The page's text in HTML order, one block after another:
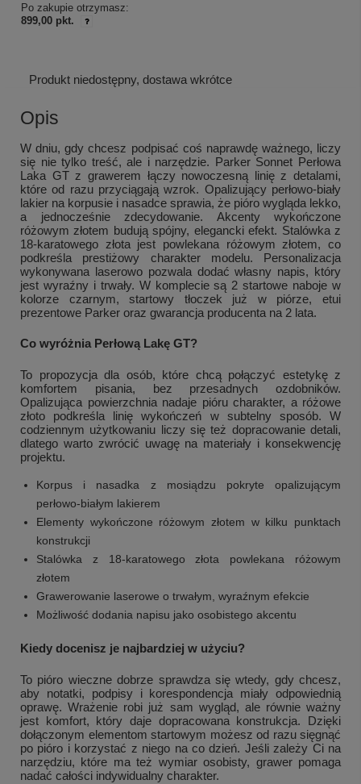
Po zakupie otrzymasz:
899,00 pkt.
Produkt niedostępny, dostawa wkrótce
Opis
W dniu, gdy chcesz podpisać coś naprawdę ważnego, liczy
się nie tylko treść, ale i narzędzie. Parker Sonnet Perłowa
Laka GT z grawerem łączy nowoczesną linię z detalami,
które od razu przyciągają wzrok. Opalizujący perłowo-biały
lakier na korpusie i nasadce sprawia, że pióro wygląda lekko,
a jednocześnie zdecydowanie. Akcenty wykończone
różowym złotem budują spójny, elegancki efekt. Stalówka z
18-karatowego złota jest powlekana różowym złotem, co
podkreśla prestiżowy charakter modelu. Personalizacja
wykonywana laserowo pozwala dodać własny napis, który
jest wyraźny i trwały. W komplecie są 2 startowe naboje w
kolorze czarnym, startowy tłoczek już w piórze, etui
prezentowe Parker oraz gwarancja producenta na 2 lata.
Co wyróżnia Perłową Lakę GT?
To propozycja dla osób, które chcą połączyć estetykę z
komfortem pisania, bez przesadnych ozdobników.
Opalizująca powierzchnia nadaje pióru charakter, a różowe
złoto podkreśla linię wykończeń w subtelny sposób. W
codziennym użytkowaniu liczy się też dopracowanie detali,
dlatego warto zwrócić uwagę na materiały i konsekwencję
projektu.
Korpus i nasadka z mosiądzu pokryte opalizującym
perłowo-białym lakierem
Elementy wykończone różowym złotem w kilku punktach
konstrukcji
Stalówka z 18-karatowego złota powlekana różowym
złotem
Grawerowanie laserowe o trwałym, wyraźnym efekcie
Możliwość dodania napisu jako osobistego akcentu
Kiedy docenisz je najbardziej w użyciu?
To pióro wieczne dobrze sprawdza się wtedy, gdy chcesz,
aby notatki, podpisy i korespondencja miały odpowiednią
oprawę. Wrażenie robi już sam wygląd, ale równie ważny
jest komfort, który daje dopracowana konstrukcja. Dzięki
dołączonym elementom startowym możesz od razu sięgnąć
po pióro i korzystać z niego na co dzień. Jeśli zależy Ci na
narzędziu, które ma też wymiar osobisty, grawer pomaga
nadać całości indywidualny charakter.